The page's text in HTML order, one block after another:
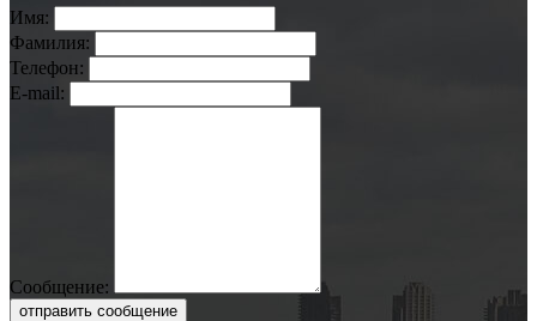
Имя:
Фамилия:
Телефон:
E-mail:
Сообщение:
отправить сообщение